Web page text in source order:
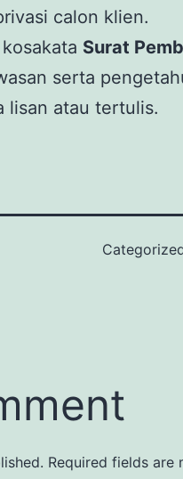
calon klien.
Surat
serta
lisan atau tertulis.
Required fields are